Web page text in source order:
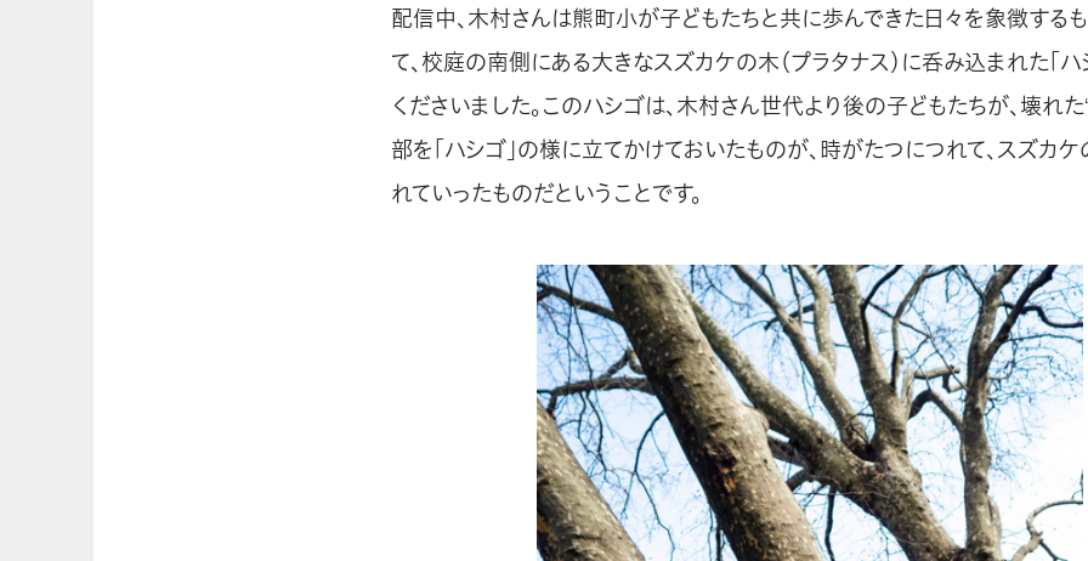
配信中、木村さんは熊町小が子どもたちと共に歩んできた日々を象徴する
て、校庭の南側にある大きなスズカケの木（プラタナス）に呑み込まれた「ハ
くださいました。このハシゴは、木村さん世代より後の子どもたちが、壊れ
部を「ハシゴ」の様に立てかけておいたものが、時がたつにつれて、スズカ
れていったものだということです。